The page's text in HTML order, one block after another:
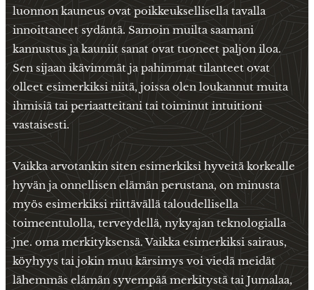
luonnon kauneus ovat poikkeuksellisella tavalla
innoittaneet sydäntä. Samoin muilta saamani
kannustus ja kauniit sanat ovat tuoneet paljon iloa.
Sen sijaan ikävimmät ja pahimmat tilanteet ovat
olleet esimerkiksi niitä, joissa olen loukannut muita
ihmisiä tai periaatteitani tai toiminut intuitioni
vastaisesti.
Vaikka arvotankin siten esimerkiksi hyveitä korkealle
hyvän ja onnellisen elämän perustana, on minusta
myös esimerkiksi riittävällä taloudellisella
toimeentulolla, terveydellä, nykyajan teknologialla
jne. oma merkityksensä. Vaikka esimerkiksi sairaus,
köyhyys tai jokin muu kärsimys voi viedä meidät
lähemmäs elämän syvempää merkitystä tai Jumalaa,